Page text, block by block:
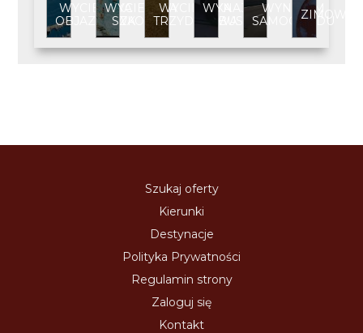
WYCIECZKA
OBJAZDOWA
WYCIECZKA
SZKOLNA
WYCIECZKA
TRZYDNIOWA
WYNAJEMWYNAJEM
SAMOCHODU
Szukaj oferty
Kierunki
Destynacje
Polityka Prywatności
Regulamin strony
Zaloguj się
Kontakt